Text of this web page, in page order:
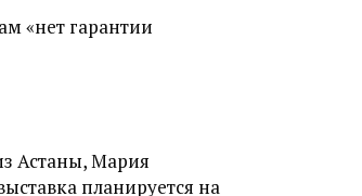
«нет гарантии
Астаны, Мария
планируется на